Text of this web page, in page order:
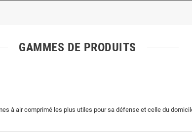
GAMMES DE PRODUITS
à air comprimé les plus utiles pour sa défense et celle du